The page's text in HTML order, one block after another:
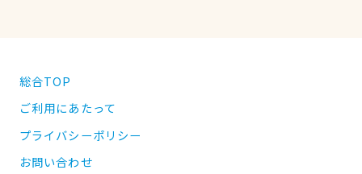
総合TOP
ご利用にあたって
プライバシーポリシー
お問い合わせ